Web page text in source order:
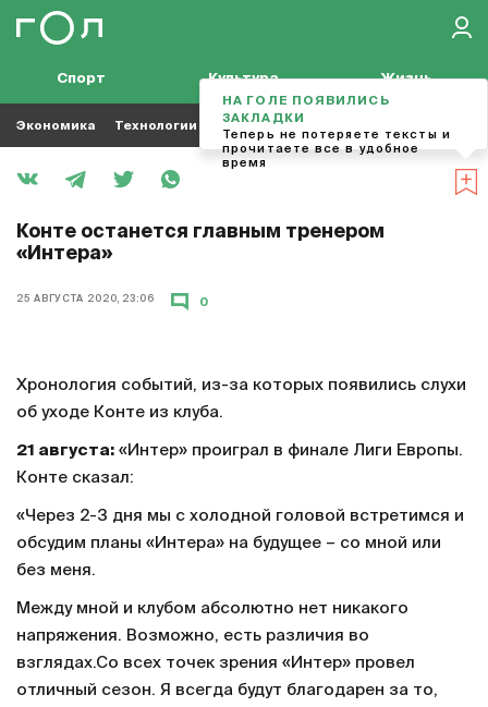
Спорт Культура Жизнь
Экономика Технологии Кино Футбол
Конте останется главным тренером
«Интера»
25 АВГУСТА 2020, 23:06 0
Хронология событий, из-за которых появились слухи
об уходе Конте из клуба.
21 августа: «Интер» проиграл в финале Лиги Европы.
Конте сказал:
«Через 2-3 дня мы с холодной головой встретимся и
обсудим планы «Интера» на будущее – со мной или
без меня.
Между мной и клубом абсолютно нет никакого
напряжения. Возможно, есть различия во
взглядах.Со всех точек зрения «Интер» провел
отличный сезон. Я всегда будут благодарен за то,
НА ГОЛЕ ПОЯВИЛИСЬ
ЗАКЛАДКИ
Теперь не потеряете тексты и
прочитаете все в удобное
время